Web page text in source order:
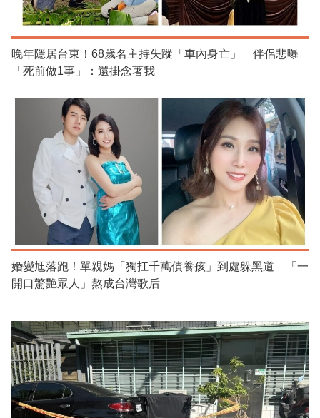
晚年隱居台東！68歲名主持失蹤「車內身亡」 伴侶悲曝
「死前做1事」：還掛念著我
婚變尪落跑！單親媽「獨扛千萬債養孩」到處躲黑道 「一
開口驚艷眾人」熬成台灣歌后